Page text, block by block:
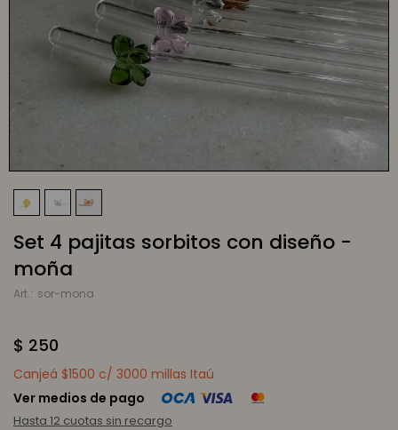
Set 4 pajitas sorbitos con diseño -
moña
sor-mona
$ 250
Canjeá $1500 c/ 3000 millas Itaú
Ver medios de pago
Hasta 12 cuotas sin recargo